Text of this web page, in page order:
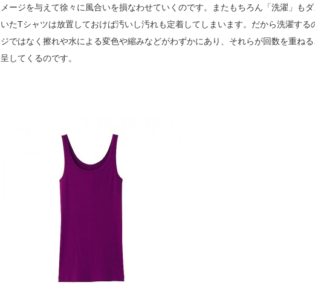
メージを与えて徐々に風合いを損なわせていくのです。またもちろん「洗濯」も
いたTシャツは放置しておけば汚いし汚れも定着してしまいます。だから洗濯する
ジではなく擦れや水による変色や縮みなどがわずかにあり、それらが回数を重ね
呈してくるのです。